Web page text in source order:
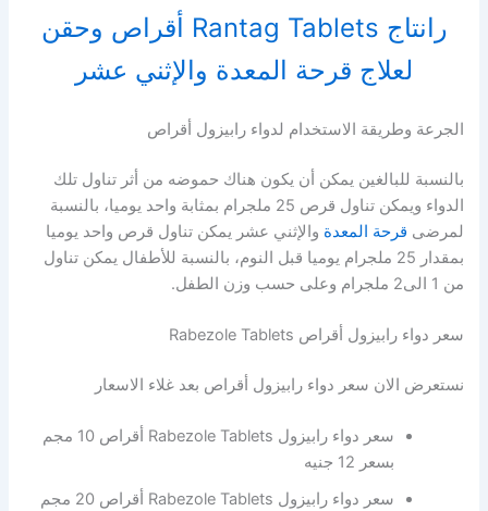
رانتاج Rantag Tablets أقراص وحقن
لعلاج قرحة المعدة والإثني عشر
الجرعة وطريقة الاستخدام لدواء رابيزول أقراص
بالنسبة للبالغين يمكن أن يكون هناك حموضه من أثر تناول تلك
الدواء ويمكن تناول قرص 25 ملجرام بمثابة واحد يوميا، بالنسبة
لمرضى قرحة المعدة والإثني عشر يمكن تناول قرص واحد يوميا
بمقدار 25 ملجرام يوميا قبل النوم، بالنسبة للأطفال يمكن تناول
من 1 الى2 ملجرام وعلى حسب وزن الطفل.
سعر دواء رابيزول أقراص Rabezole Tablets
نستعرض الان سعر دواء رابيزول أقراص بعد غلاء الاسعار
سعر دواء رابيزول Rabezole Tablets أقراص 10 مجم
بسعر 12 جنيه
سعر دواء رابيزول Rabezole Tablets أقراص 20 مجم